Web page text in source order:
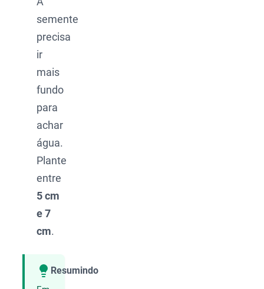
semente
precisa
ir
mais
fundo
para
achar
água.
Plante
entre
5 cm
e 7
cm.
Resumindo